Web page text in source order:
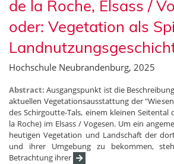
de la Roche, Elsass /
oder: Vegetation als
Hochschule Neubrandenburg, 2025
Abstract:Ausgangspunkt ist die
aktuellen Vegetationsausstattung der
des Schirgoutte-Tals, einem kleinen Seitental
la Roche) im Elsass / Vogesen. Um ein
heutigen Vegetation und Landschaft der
und ihrer Umgebung zu bekommen,
Betrachtung ihrer